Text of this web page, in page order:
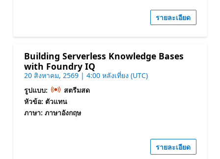
รายละเอียด
Building Serverless Knowledge Bases
with Foundry IQ
20 สิงหาคม, 2569 | 4:00 หลังเที่ยง (UTC)
รูปแบบ:
สตรีมสด
หัวข้อ: ตัวแทน
ภาษา: ภาษาอังกฤษ
รายละเอียด